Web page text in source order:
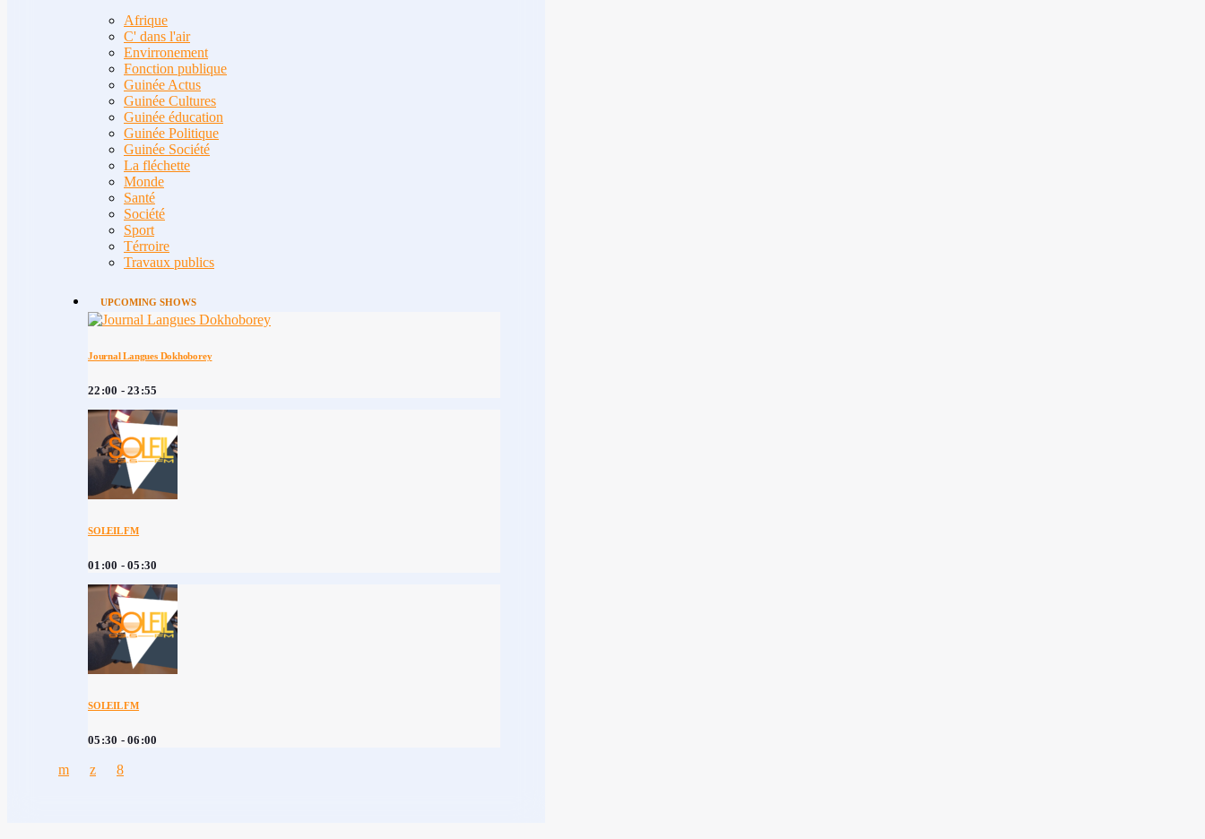
Afrique
C' dans l'air
Envirronement
Fonction publique
Guinée Actus
Guinée Cultures
Guinée éducation
Guinée Politique
Guinée Société
La fléchette
Monde
Santé
Société
Sport
Térroire
Travaux publics
UPCOMING SHOWS
Journal Langues Dokhoborey
22:00 - 23:55
SOLEIL FM
01:00 - 05:30
SOLEIL FM
05:30 - 06:00